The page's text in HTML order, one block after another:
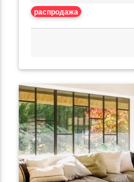
распродажа